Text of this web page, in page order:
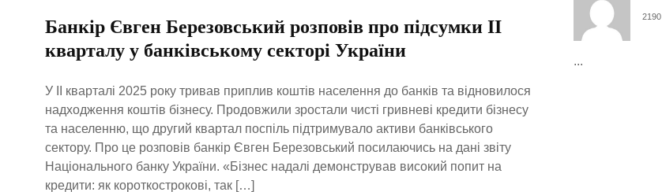
Банкір Євген Березовський розповів про підсумки ІІ
кварталу у банківському секторі України
У ІІ кварталі 2025 року тривав приплив коштів населення до банків та відновилося
надходження коштів бізнесу. Продовжили зростали чисті гривневі кредити бізнесу
та населенню, що другий квартал поспіль підтримувало активи банківського
сектору. Про це розповів банкір Євген Березовський посилаючись на дані звіту
Національного банку України. «Бізнес надалі демонстрував високий попит на
кредити: як короткострокові, так […]
2190
...